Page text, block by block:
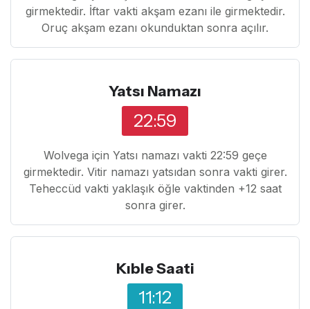
girmektedir. İftar vakti akşam ezanı ile girmektedir.
Oruç akşam ezanı okunduktan sonra açılır.
Yatsı Namazı
22:59
Wolvega için Yatsı namazı vakti 22:59 geçe
girmektedir. Vitir namazı yatsıdan sonra vakti girer.
Teheccüd vakti yaklaşık öğle vaktinden +12 saat
sonra girer.
Kıble Saati
11:12